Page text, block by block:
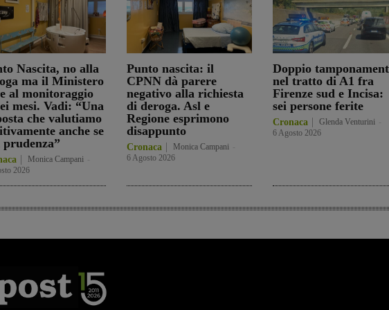
Nascita, no alla
ma il Ministero
al monitoraggio
mesi. Vadi: “Una
che valutiamo
anche se
prudenza”
Monica Campani
2026
Punto nascita: il
CPNN dà parere
negativo alla richiesta
di deroga. Asl e
Regione esprimono
disappunto
Cronaca Monica Campani
6 Agosto 2026
Doppio
nel tratto di A1 fra
Firenze sud e Incisa:
sei persone ferite
Cronaca Glenda Venturini
6 Agosto 2026